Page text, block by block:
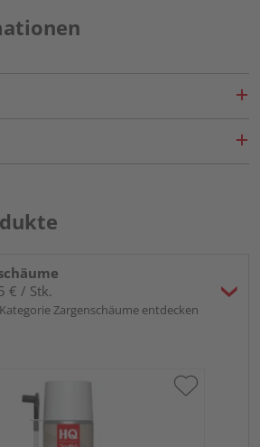
€ / Stk.
Zargenschäume entdecken